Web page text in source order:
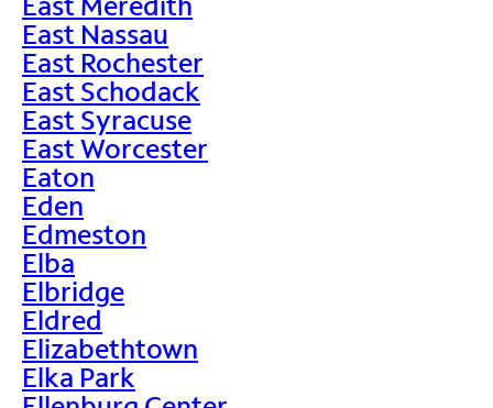
East Nassau
East Rochester
East Schodack
East Syracuse
East Worcester
Eaton
Eden
Edmeston
Elba
Elbridge
Eldred
Elizabethtown
Elka Park